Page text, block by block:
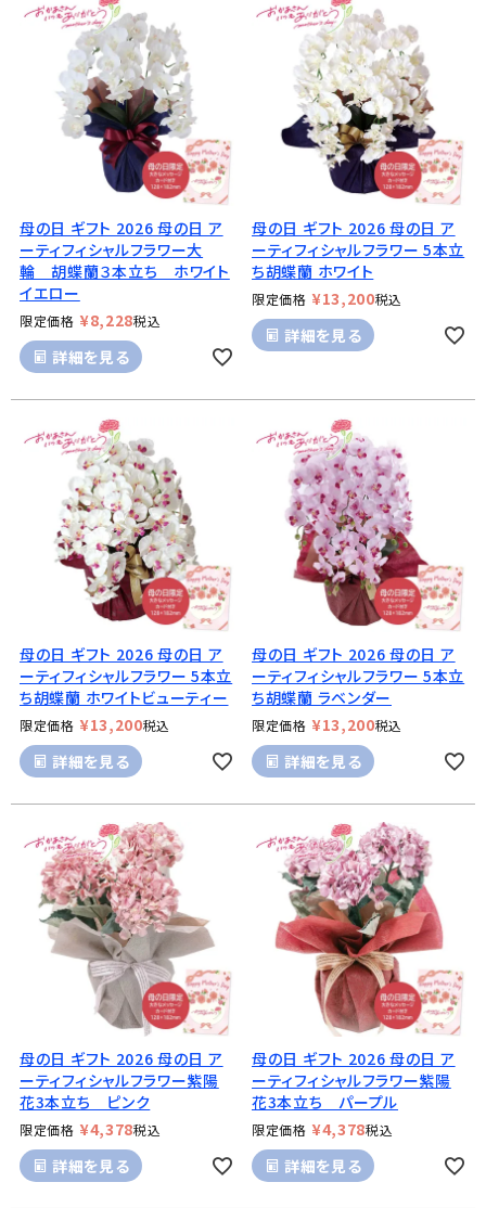
母の日 ギフト 2026 母の日 ア
ーティフィシャルフラワー大
輪 胡蝶蘭３本立ち ホワイト
イエロー
限定価格 ¥8,228税込
詳細を見る
母の日 ギフト 2026 母の日 ア
ーティフィシャルフラワー 5本立
ち胡蝶蘭 ホワイト
限定価格 ¥13,200税込
詳細を見る
母の日 ギフト 2026 母の日 ア
ーティフィシャルフラワー 5本立
ち胡蝶蘭 ホワイトビューティー
限定価格 ¥13,200税込
詳細を見る
母の日 ギフト 2026 母の日 ア
ーティフィシャルフラワー 5本立
ち胡蝶蘭 ラベンダー
限定価格 ¥13,200税込
詳細を見る
母の日 ギフト 2026 母の日 ア
ーティフィシャルフラワー紫陽
花3本立ち ピンク
限定価格 ¥4,378税込
詳細を見る
母の日 ギフト 2026 母の日 ア
ーティフィシャルフラワー紫陽
花3本立ち パープル
限定価格 ¥4,378税込
詳細を見る